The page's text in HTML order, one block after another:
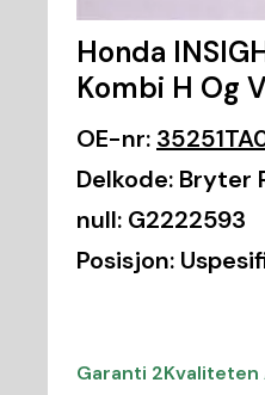
Honda
Kombi H Og V
OE-nr:
Delkode: Bryter
null: G2222593
Posisjon:
Garanti 2Kvaliteten